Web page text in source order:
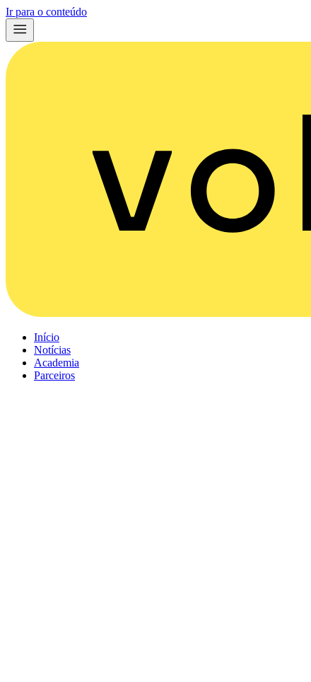
Ir para o conteúdo
Início
Notícias
Academia
Parceiros